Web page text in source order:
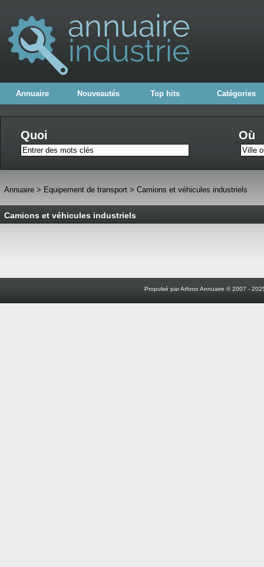
Annuaire Nouveautés Top hits Catégories
Quoi Où
Annuaire > Equipement de transport > Camions et véhicules industriels
Camions et véhicules industriels
Propulsé par Arfooo Annuaire © 2007 -